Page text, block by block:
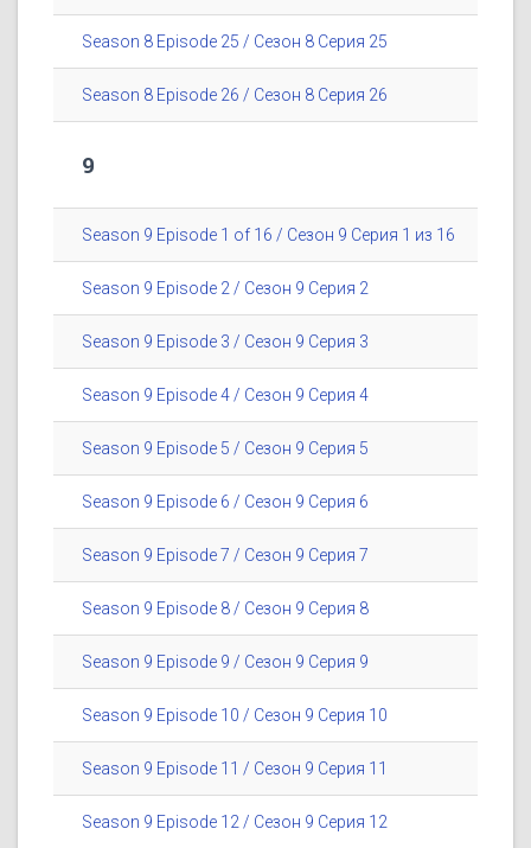
Season 8 Episode 25 / Сезон 8 Серия 25
Season 8 Episode 26 / Сезон 8 Серия 26
9
Season 9 Episode 1 of 16 / Сезон 9 Серия 1 из 16
Season 9 Episode 2 / Сезон 9 Серия 2
Season 9 Episode 3 / Сезон 9 Серия 3
Season 9 Episode 4 / Сезон 9 Серия 4
Season 9 Episode 5 / Сезон 9 Серия 5
Season 9 Episode 6 / Сезон 9 Серия 6
Season 9 Episode 7 / Сезон 9 Серия 7
Season 9 Episode 8 / Сезон 9 Серия 8
Season 9 Episode 9 / Сезон 9 Серия 9
Season 9 Episode 10 / Сезон 9 Серия 10
Season 9 Episode 11 / Сезон 9 Серия 11
Season 9 Episode 12 / Сезон 9 Серия 12